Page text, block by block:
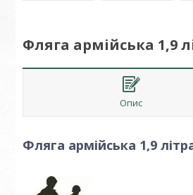
Фляга армійська 1,9
Опис
Фляга армійська 1,9